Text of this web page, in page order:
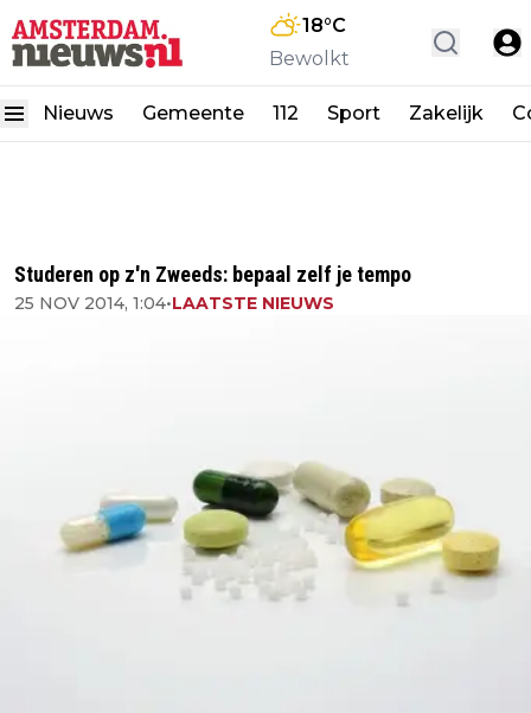
18°C
Bewolkt
Nieuws Gemeente 112 Sport Zakelijk
Studeren op z'n Zweeds: bepaal zelf je tempo
25 NOV 2014, 1:04•LAATSTE NIEUWS